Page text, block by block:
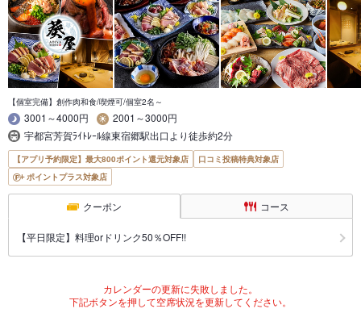
【個室完備】創作肉和食/喫煙可/個室2名～
3001～4000円
2001～3000円
宇都宮芳賀ﾗｲﾄﾚｰﾙ線東宿郷駅出口より徒歩約2分
【アプリ予約限定】最大800ポイント還元対象店
口コミ投稿特典対象店
ポイントプラス対象店
クーポン コース
【平日限定】料理orドリンク50％OFF!!
カレンダーの更新に失敗しました。
下記ボタンを押して空席状況を更新してください。